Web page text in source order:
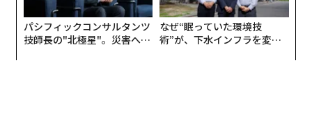
ど多くないだろう。1997年上場時、100ドルを超えた株
価も5.5ドルまで下落し、いつ「Chapter 11（連邦倒産
法第11章、日本でいう民事再生法）」になってもおかし
くない状況だったのだ。
パシフィックコンサルタンツ
技師長の"北極星"。災害への
なぜ“眠っていた環境技
術”が、下水インフラを変え